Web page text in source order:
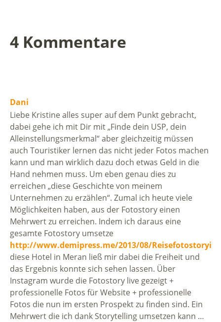
4 Kommentare
Dani
Liebe Kristine alles super auf dem Punkt gebracht,
dabei gehe ich mit Dir mit „Finde dein USP, dein
Alleinstellungsmerkmal“ aber gleichzeitig müssen
auch Touristiker lernen das nicht jeder Fotos machen
kann und man wirklich dazu doch etwas Geld in die
Hand nehmen muss. Um eben genau dies zu
erreichen „diese Geschichte von meinem
Unternehmen zu erzählen“. Zumal ich heute viele
Möglichkeiten haben, aus der Fotostory einen
Mehrwert zu erreichen. Indem ich daraus eine
gesamte Fotostory umsetze
http://www.demipress.me/2013/08/
diese Hotel in Meran ließ mir dabei die Freiheit und
das Ergebnis konnte sich sehen lassen. Über
Instagram wurde die Fotostory live gezeigt +
professionelle Fotos für Website + professionelle
Fotos die nun im ersten Prospekt zu finden sind. Ein
Mehrwert die ich dank Storytelling umsetzen kann …